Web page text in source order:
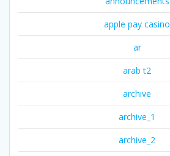
apple pay casino
ar
arab t2
archive
archive_1
archive_2